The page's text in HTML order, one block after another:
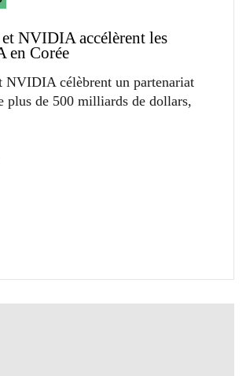
NVIDIA accélèrent les
en Corée
NVIDIA célèbrent un partenariat
plus de 500 milliards de dollars,